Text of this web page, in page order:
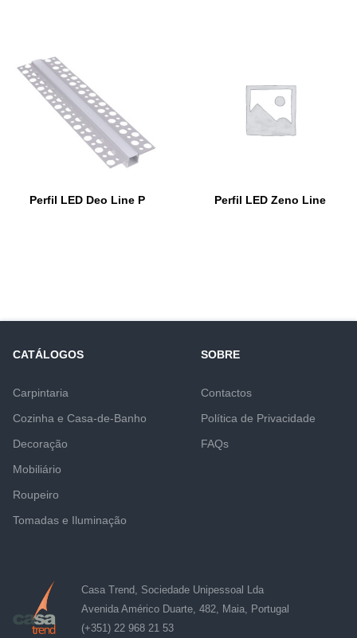
Perfil LED Deo Line P Perfil LED Zeno Line
CATÁLOGOS
Carpintaria
Cozinha e Casa-de-Banho
Decoração
Mobiliário
Roupeiro
Tomadas e Iluminação
SOBRE
Contactos
Política de Privacidade
FAQs
Casa Trend, Sociedade Unipessoal Lda
Avenida Américo Duarte, 482, Maia, Portugal
(+351) 22 968 21 53